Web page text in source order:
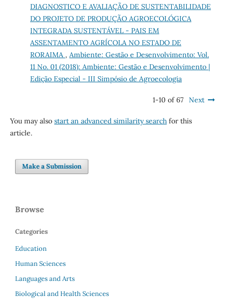
DIAGNOSTICO E AVALIAÇÃO DE SUSTENTABILIDADE
DO PROJETO DE PRODUÇÃO AGROECOLÓGICA
INTEGRADA SUSTENTÁVEL - PAIS EM
ASSENTAMENTO AGRÍCOLA NO ESTADO DE
RORAIMA , Ambiente: Gestão e Desenvolvimento: Vol.
11 No. 01 (2018): Ambiente: Gestão e Desenvolvimento |
Edição Especial - III Simpósio de Agroecologia
1-10 of 67 Next
You may also start an advanced similarity searchfor this
article.
Make a Submission
Browse
Categories
Education
Human Sciences
Languages and Arts
Biological and Health Sciences